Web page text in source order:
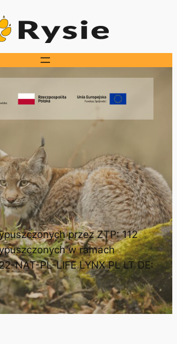
przez ZTP: 112
w ramach
NAT-PL-LIFE LYNX PL LT DE: